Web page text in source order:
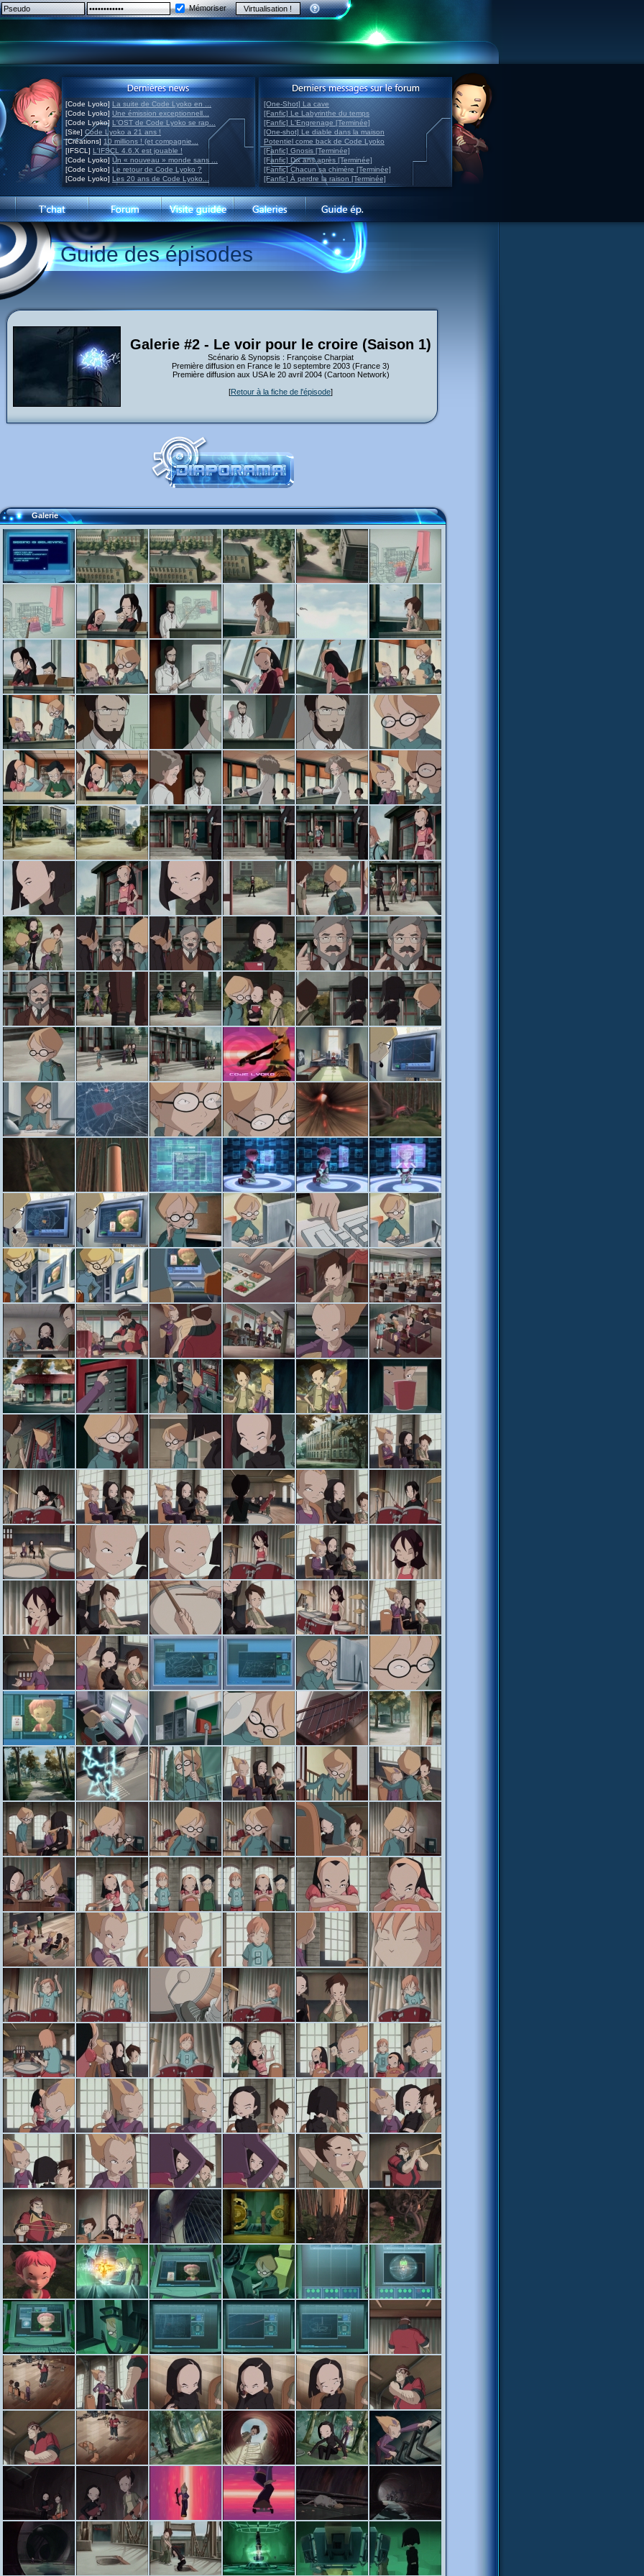
Mémoriser
[Code Lyoko] La suite de Code Lyoko en ...
[Code Lyoko] Une émission exceptionnell...
[Code Lyoko] L'OST de Code Lyoko se rap...
[Site] Code Lyoko a 21 ans !
[Créations] 10 millions ! (et compagnie...
[IFSCL] L'IFSCL 4.6.X est jouable !
[Code Lyoko] Un « nouveau » monde sans ...
[Code Lyoko] Le retour de Code Lyoko ?
[Code Lyoko] Les 20 ans de Code Lyoko...
[One-Shot] La cave
[Fanfic] Le Labyrinthe du temps
[Fanfic] L'Engrenage [Terminée]
[One-shot] Le diable dans la maison
Potentiel come back de Code Lyoko
[Fanfic] Gnosis [Terminée]
[Fanfic] Dix ans après [Terminée]
[Fanfic] Chacun sa chimère [Terminée]
[Fanfic] À perdre la raison [Terminée]
Guide des épisodes
Galerie #2 - Le voir pour le croire (Saison 1)
Scénario & Synopsis : Françoise Charpiat
Première diffusion en France le 10 septembre 2003 (France 3)
Première diffusion aux USA le 20 avril 2004 (Cartoon Network)
[Retour à la fiche de l'épisode]
Galerie